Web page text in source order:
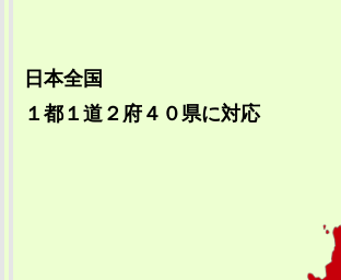
日本全国
１都１道２府４０県に対応